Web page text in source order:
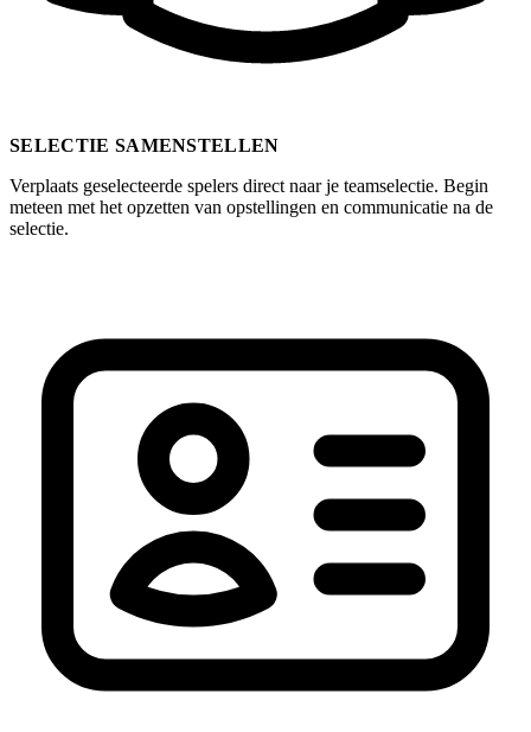
SELECTIE SAMENSTELLEN
Verplaats geselecteerde spelers direct naar je teamselectie. Begin
meteen met het opzetten van opstellingen en communicatie na de
selectie.